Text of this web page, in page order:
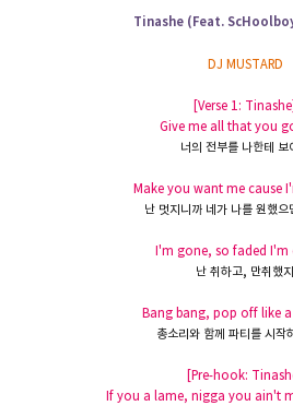
Tinashe (Feat.
DJ MUSTARD
[Verse 1: Tinashe]
Give me all that you
너의 전부를 나한테 보
Make you want me cause
난 멋지니까 네가 나를 원했으
I'm gone, so faded I'm
난 취하고, 만취했지
Bang bang, pop off like
총소리와 함께 파티를 시작
[Pre-hook:
If you a lame, nigga you ain't